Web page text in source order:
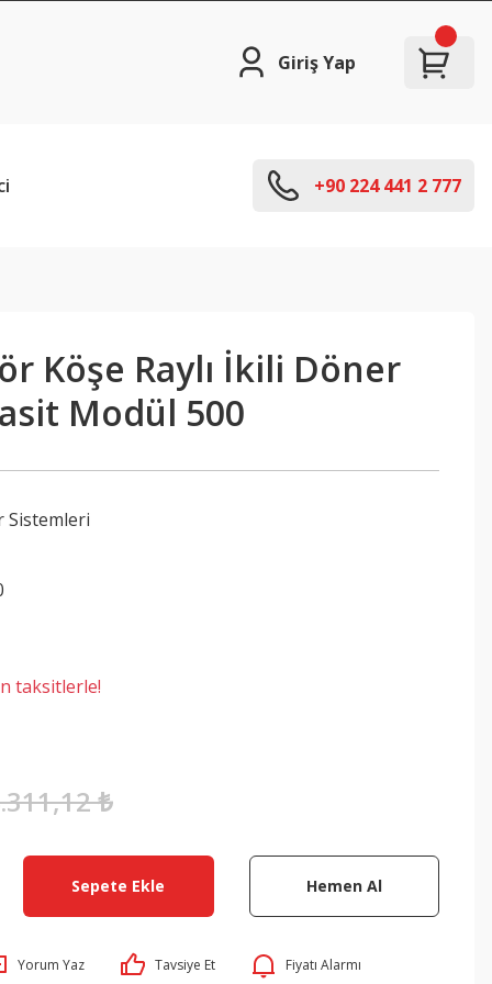
Giriş Yap
+90 224 441 2 777
Köşe Raylı İkili Döner
Modül 500
Sistemleri
taksitlerle!
₺
Sepete Ekle Hemen Al
Yorum Yaz Tavsiye Et Fiyatı Alarmı